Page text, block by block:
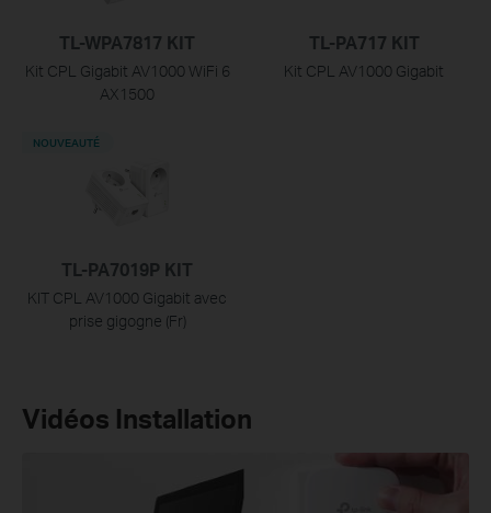
TL-WPA7817 KIT
Kit CPL Gigabit AV1000 WiFi 6
AX1500
TL-PA717 KIT
Kit CPL AV1000 Gigabit
TL-PA7019P KIT
KIT CPL AV1000 Gigabit avec
prise gigogne (Fr)
NOUVEAUTÉ
Vidéos Installation